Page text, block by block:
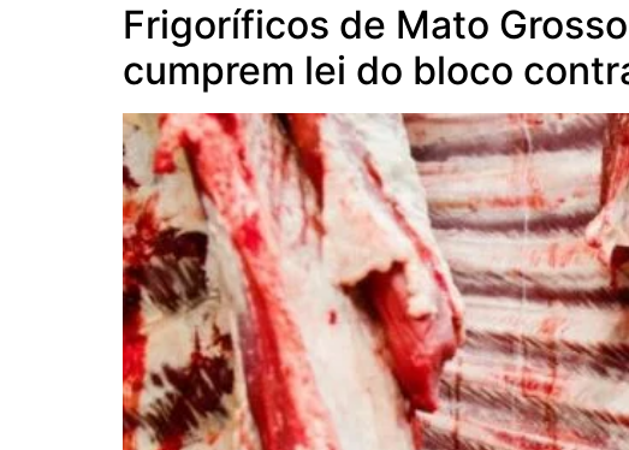
Frigoríficos de Mato
cumprem lei do bloco